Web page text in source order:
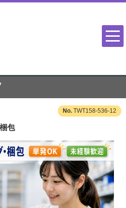
TWT158-536-12
包